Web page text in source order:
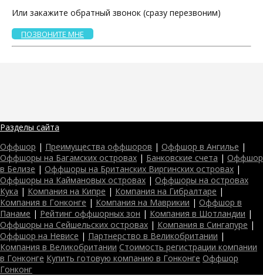
Или закажите обратный звонок (сразу перезвоним)
ПОЗВОНИТЕ МНЕ
Разделы сайта
Оффшор | Преимущества оффшоров | Оффшор в Ангилье |
Оффшоры на Багамских островах | Банковские счета | Оффшор
в Белизе | Оффшоры на Британских Виргинских островах |
Оффшоры на Каймановых островах | Оффшоры на островах
Кука | Компания на Кипре | Компания на Гибралтаре |
Компания в Гонконге | Компания на Маврикии | Оффшор в
Панаме | Рейтинг оффшорных зон | Компания в Шотландии |
Оффшоры на Сейшельских островах | Компания в Сингапуре |
Оффшор на Невисе | Партнерство в Великобритании |
Компания в Великобритании Стоимость регистрации компании
в Гонконге Купить готовую компанию в Гонконге Оффшор
Гонконг